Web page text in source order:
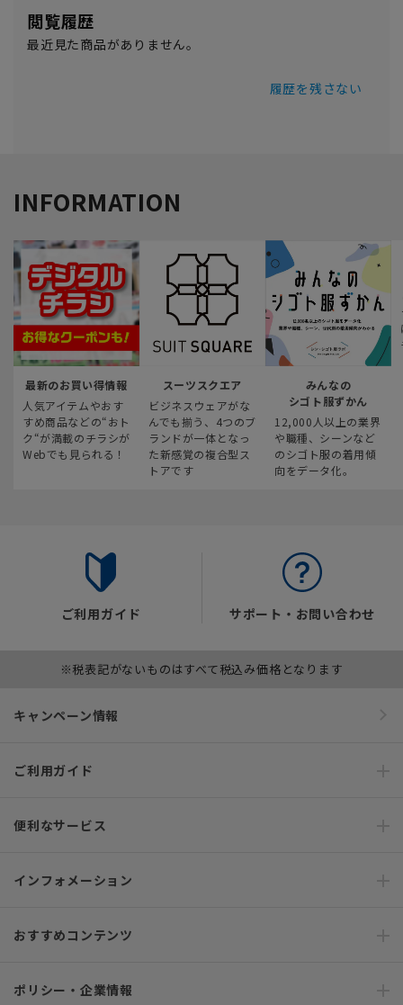
閲覧履歴
最近見た商品がありません。
履歴を残さない
INFORMATION
最新のお買い得情報
人気アイテムやおす
すめ商品などの“おト
ク“が満載のチラシが
Webでも見られる！
スーツスクエア
ビジネスウェアがな
んでも揃う、4つのブ
ランドが一体となっ
た新感覚の複合型ス
トアです
みんなの
シゴト服ずかん
12,000人以上の業界
や職種、シーンなど
のシゴト服の着用傾
向をデータ化。
ご利用ガイド サポート・お問い合わせ
※税表記がないものはすべて税込み価格となります
キャンペーン情報
ご利用ガイド
便利なサービス
インフォメーション
おすすめコンテンツ
ポリシー・企業情報